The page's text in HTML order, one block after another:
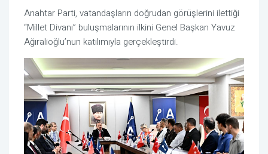
Anahtar Parti, vatandaşların doğrudan görüşlerini ilettiği
“Millet Divanı” buluşmalarının ilkini Genel Başkan Yavuz
Ağıralioğlu’nun katılımıyla gerçekleştirdi.